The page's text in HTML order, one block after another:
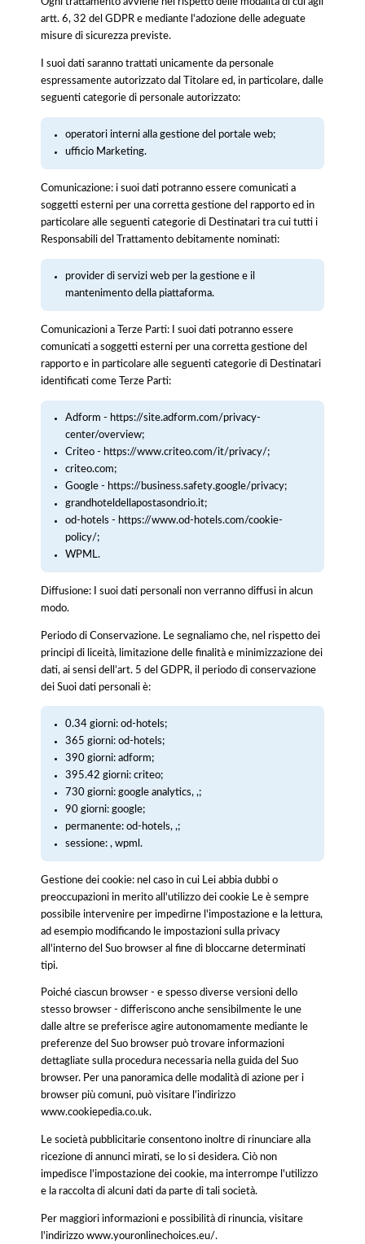
Ogni trattamento avviene nel rispetto delle modalità di cui agli
artt. 6, 32 del GDPR e mediante l'adozione delle adeguate
misure di sicurezza previste.
I suoi dati saranno trattati unicamente da personale
espressamente autorizzato dal Titolare ed, in particolare, dalle
seguenti categorie di personale autorizzato:
operatori interni alla gestione del portale web;
ufficio Marketing.
Comunicazione: i suoi dati potranno essere comunicati a
soggetti esterni per una corretta gestione del rapporto ed in
particolare alle seguenti categorie di Destinatari tra cui tutti i
Responsabili del Trattamento debitamente nominati:
provider di servizi web per la gestione e il
mantenimento della piattaforma.
Comunicazioni a Terze Parti: I suoi dati potranno essere
comunicati a soggetti esterni per una corretta gestione del
rapporto e in particolare alle seguenti categorie di Destinatari
identificati come Terze Parti:
Adform - https://site.adform.com/privacy-
center/overview;
Criteo - https://www.criteo.com/it/privacy/;
criteo.com;
Google - https://business.safety.google/privacy;
grandhoteldellapostasondrio.it;
od-hotels - https://www.od-hotels.com/cookie-
policy/;
WPML.
Diffusione: I suoi dati personali non verranno diffusi in alcun
modo.
Periodo di Conservazione. Le segnaliamo che, nel rispetto dei
principi di liceità, limitazione delle finalità e minimizzazione dei
dati, ai sensi dell’art. 5 del GDPR, il periodo di conservazione
dei Suoi dati personali è:
0.34 giorni: od-hotels;
365 giorni: od-hotels;
390 giorni: adform;
395.42 giorni: criteo;
730 giorni: google analytics, ,;
90 giorni: google;
permanente: od-hotels, ,;
sessione: , wpml.
Gestione dei cookie: nel caso in cui Lei abbia dubbi o
preoccupazioni in merito all'utilizzo dei cookie Le è sempre
possibile intervenire per impedirne l'impostazione e la lettura,
ad esempio modificando le impostazioni sulla privacy
all'interno del Suo browser al fine di bloccarne determinati
tipi.
Poiché ciascun browser - e spesso diverse versioni dello
stesso browser - differiscono anche sensibilmente le une
dalle altre se preferisce agire autonomamente mediante le
preferenze del Suo browser può trovare informazioni
dettagliate sulla procedura necessaria nella guida del Suo
browser. Per una panoramica delle modalità di azione per i
browser più comuni, può visitare l'indirizzo
www.cookiepedia.co.uk.
Le società pubblicitarie consentono inoltre di rinunciare alla
ricezione di annunci mirati, se lo si desidera. Ciò non
impedisce l'impostazione dei cookie, ma interrompe l'utilizzo
e la raccolta di alcuni dati da parte di tali società.
Per maggiori informazioni e possibilità di rinuncia, visitare
l'indirizzo www.youronlinechoices.eu/.